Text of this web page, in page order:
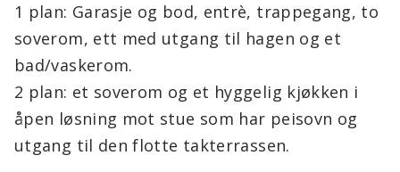
1 plan: Garasje og bod, entrè, trappegang, to
soverom, ett med utgang til hagen og et
bad/vaskerom.
2 plan: et soverom og et hyggelig kjøkken i
åpen løsning mot stue som har peisovn og
utgang til den flotte takterrassen.